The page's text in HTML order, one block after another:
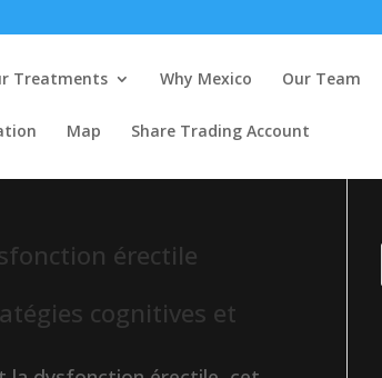
Treatments Why Mexico Our Team
Map Share Trading Account
érectile
cognitives et